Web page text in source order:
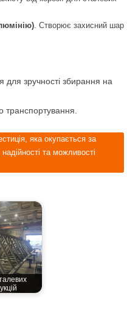
. Створює захисний шар
для зручності збирання на
транспортування.
яка окупається за
та можливості